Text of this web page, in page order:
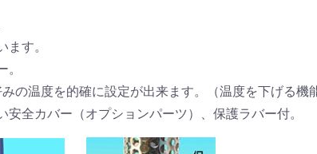
す。
温度を的確に設定が出来ます。（温度を下げる機
全カバー（オプションパーツ）、保護ラバー付。